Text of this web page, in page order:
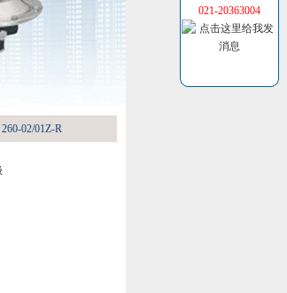
02/01Z-R
021-20363004